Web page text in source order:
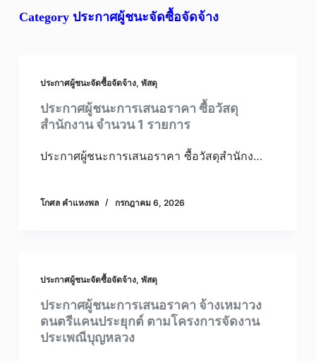
eCategoryประกาศผู้ชนะจัดซื้อจัดจ้าง
ประกาศผู้ชนะจัดซื้อจัดจ้าง, พัสดุ
ประกาศผู้ชนะการเสนอราคา ซื้อวัสดุ
สำนักงาน จำนวน 1 รายการ
ประกาศผู้ชนะการเสนอราคา ซื้อวัสดุสำนักง…
โกศล คําแหงพล กรกฎาคม 6, 2026
ประกาศผู้ชนะจัดซื้อจัดจ้าง, พัสดุ
ประกาศผู้ชนะการเสนอราคา จ้างเหมาวง
ดนตรีแคนประยุกต์ ตามโครงการจัดงาน
ประเพณีบุญหลวง